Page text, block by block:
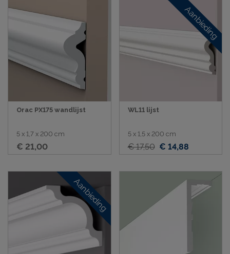
Orac PX175 wandlijst
5 x 1,7 x 200 cm
€ 21,00
Aanbieding
WL11 lijst
5 x 1,5 x 200 cm
€ 17,50 € 14,88
Aanbieding